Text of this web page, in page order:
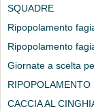
SQUADRE
Ripopolamento
Ripopolamento
Giornate a scelta
CACCIA AL